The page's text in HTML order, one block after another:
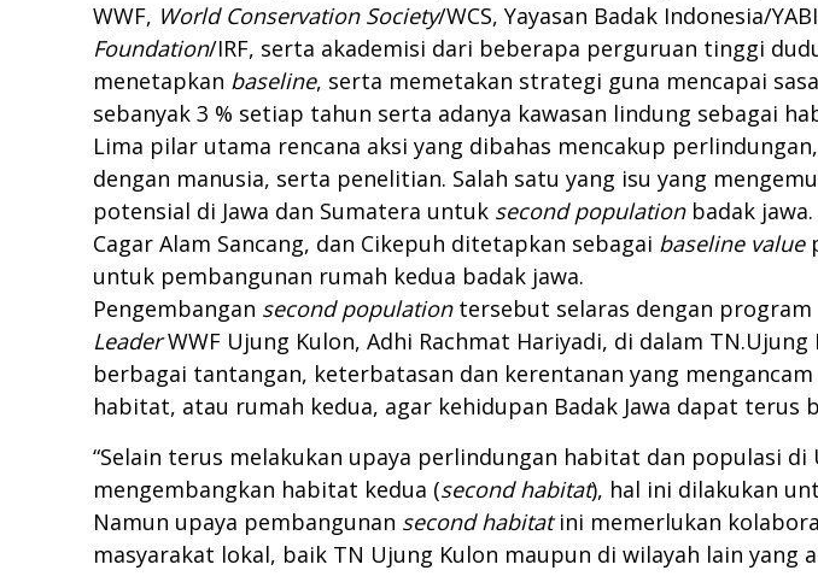
WWF, World Conservation Society/WCS, Yayasan Badak Indonesia/
Foundation/IRF, serta akademisi dari beberapa perguruan tinggi
menetapkan baseline, serta memetakan strategi guna mencapai
sebanyak 3 % setiap tahun serta adanya kawasan lindung sebagai
Lima pilar utama rencana aksi yang dibahas mencakup
dengan manusia, serta penelitian. Salah satu yang isu yang
potensial di Jawa dan Sumatera untuk second populationbadak jawa.
Cagar Alam Sancang, dan Cikepuh ditetapkan sebagai baseline value
untuk pembangunan rumah kedua badak jawa.
Pengembangan second population tersebut selaras dengan program
LeaderWWF Ujung Kulon, Adhi Rachmat Hariyadi, di dalam
berbagai tantangan, keterbatasan dan kerentanan yang
habitat, atau rumah kedua, agar kehidupan Badak Jawa dapat terus
“Selain terus melakukan upaya perlindungan habitat dan populasi
mengembangkan habitat kedua (second habitat), hal ini dilakukan
Namun upaya pembangunan second habitatini memerlukan
masyarakat lokal, baik TN Ujung Kulon maupun di wilayah lain yang